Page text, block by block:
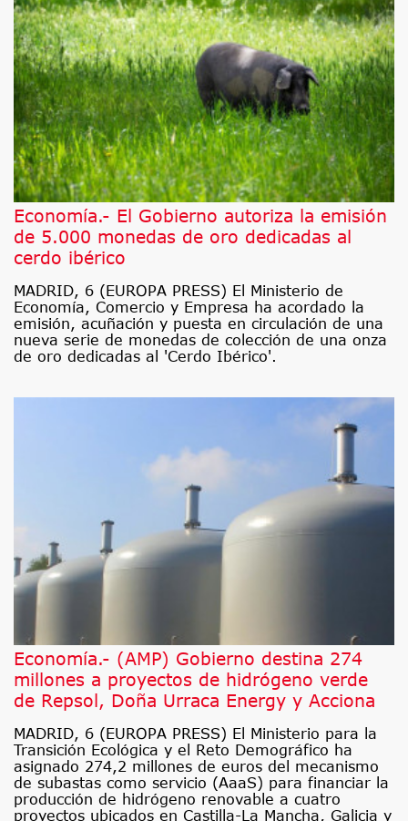
Economía.- El Gobierno autoriza la emisión
de 5.000 monedas de oro dedicadas al
cerdo ibérico
MADRID, 6 (EUROPA PRESS) El Ministerio de
Economía, Comercio y Empresa ha acordado la
emisión, acuñación y puesta en circulación de una
nueva serie de monedas de colección de una onza
de oro dedicadas al 'Cerdo Ibérico'.
Economía.- (AMP) Gobierno destina 274
millones a proyectos de hidrógeno verde
de Repsol, Doña Urraca Energy y Acciona
MADRID, 6 (EUROPA PRESS) El Ministerio para la
Transición Ecológica y el Reto Demográfico ha
asignado 274,2 millones de euros del mecanismo
de subastas como servicio (AaaS) para financiar la
producción de hidrógeno renovable a cuatro
proyectos ubicados en Castilla-La Mancha, Galicia y